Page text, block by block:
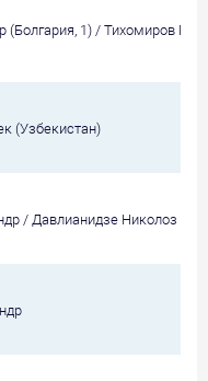
(Болгария, 1) / Тихомиров
(Узбекистан)
/ Давлианидзе Николоз